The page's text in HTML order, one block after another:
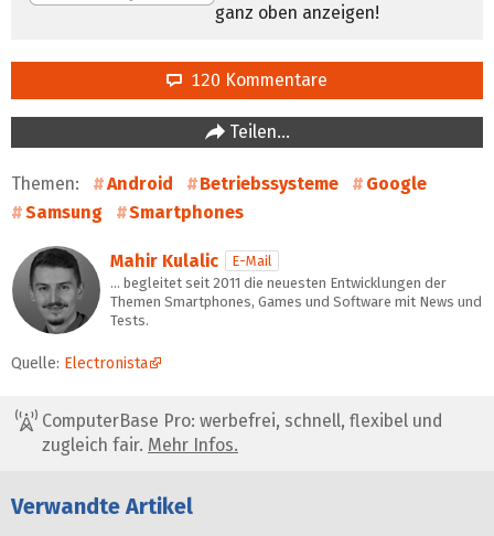
ganz oben anzeigen!
120 Kommentare
Teilen…
Themen: Android Betriebssysteme
Google
Samsung
Smartphones
Mahir Kulalic
E-Mail
… begleitet seit 2011 die neuesten Entwicklungen der
Themen Smartphones, Games und Software mit News und
Tests.
Quelle: Electronista
ComputerBase Pro: werbefrei, schnell, flexibel und
zugleich fair. Mehr Infos.
Verwandte Artikel